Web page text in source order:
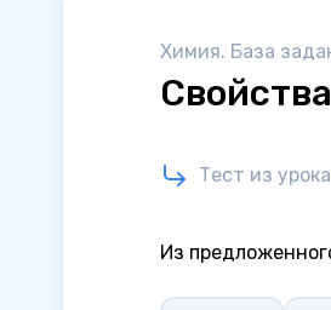
Химия. База
Тест из
Из